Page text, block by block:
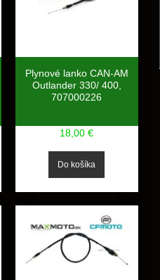
Plynové lanko CAN-AM
Outlander 330/ 400,
707000226
18,00 €